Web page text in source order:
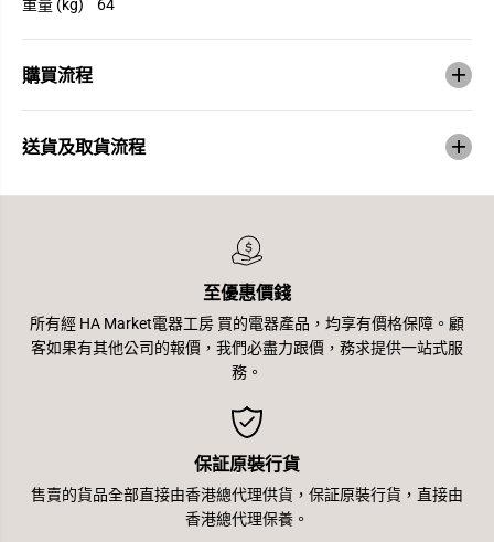
重量 (kg) 64
購買流程
送貨及取貨流程
至優惠價錢
所有經 HA Market電器工房 買的電器產品，均享有價格保障。顧
客如果有其他公司的報價，我們必盡力跟價，務求提供一站式服
務。
保証原裝行貨
售賣的貨品全部直接由香港總代理供貨，保証原裝行貨，直接由
香港總代理保養。